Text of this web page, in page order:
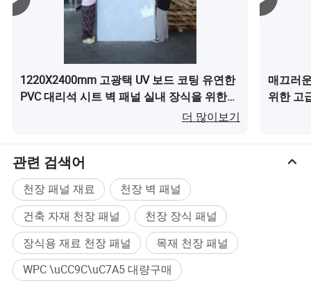
1220X2400mm 고광택 UV 보드 코팅 유연한
PVC 대리석 시트 벽 패널 실내 장식을 위한이
더 많이보기
매끄러
위한 고
관련 검색어
천장 패널 재료
천장 벽 패널
건축 자재 천장 패널
천장 장식 패널
장식용 재료 천장 패널
목재 천장 패널
WPC \uCC9C\uC7A5 대량구매